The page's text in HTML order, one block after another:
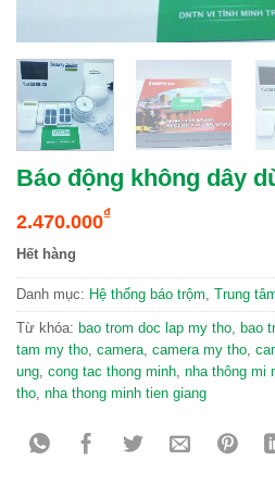
Báo động không dây
2.470.000₫
Hết hàng
Danh mục: Hệ thống báo trộm Trung
Từ khóa: bao trom doc lap my tho bao
tam my tho camera camera my tho
ung cong tac thong minh nha thông mi
tho nha thong minh tien giang